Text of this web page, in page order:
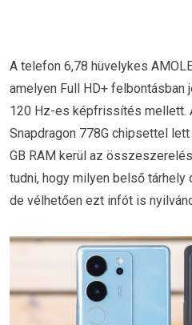
A telefon 6,78 hüvelykes
amelyen Full HD+ felbontásban
120 Hz-es képfrissítés mellett.
Snapdragon 778G chipsettel
GB RAM kerül az
tudni, hogy milyen belső
de vélhetően ezt infót is